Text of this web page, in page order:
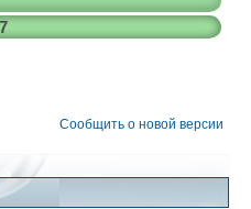
Сообщить о новой версии